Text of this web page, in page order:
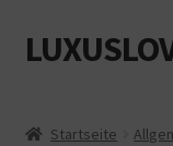
Zur
Navigation
Zum
Inhalt
Startseite